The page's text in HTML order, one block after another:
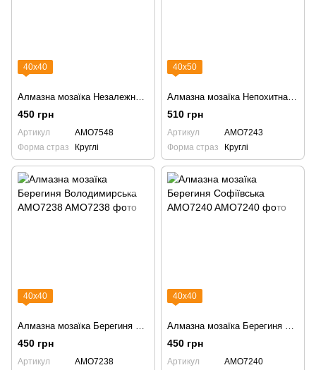
40х40
Алмазна мозаїка Незалежна красуня AMO7548
450 грн
Артикул
AMO7548
Форма страз
Круглі
40х50
Алмазна мозаїка Непохитна AMO7243
510 грн
Артикул
AMO7243
Форма страз
Круглі
40х40
450 грн
Артикул
AMO7238
40х40
450 грн
Артикул
AMO7240